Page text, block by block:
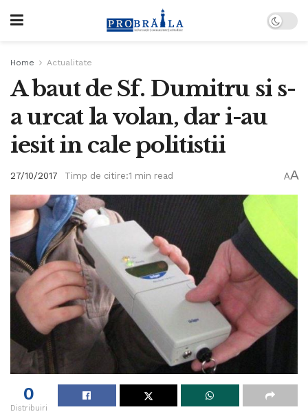
Home Actualitate
A baut de Sf. Dumitru si s-
a urcat la volan, dar i-au
iesit in cale politistii
27/10/2017 Timp de citire:1 min read AA
0
Distribuiri